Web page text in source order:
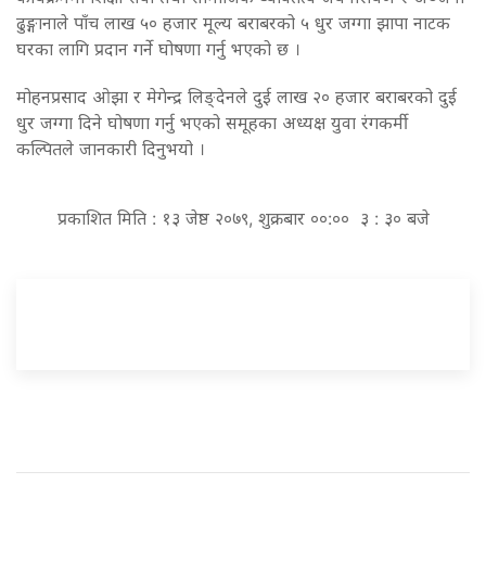
ढुङ्गानाले पाँच लाख ५० हजार मूल्य बराबरको ५ धुर जग्गा झापा नाटक
घरका लागि प्रदान गर्ने घोषणा गर्नु भएको छ ।
मोहनप्रसाद ओझा र मेगेन्द्र लिङ्देनले दुई लाख २० हजार बराबरको दुई
धुर जग्गा दिने घोषणा गर्नु भएको समूहका अध्यक्ष युवा रंगकर्मी
कल्पितले जानकारी दिनुभयो ।
प्रकाशित मिति : १३ जेष्ठ २०७९, शुक्रबार ००:०० ३ : ३० बजे